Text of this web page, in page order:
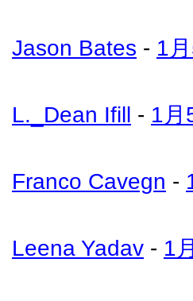
Jason Bates - 1
L._Dean Ifill - 1月
Franco Cavegn -
Leena Yadav - 1